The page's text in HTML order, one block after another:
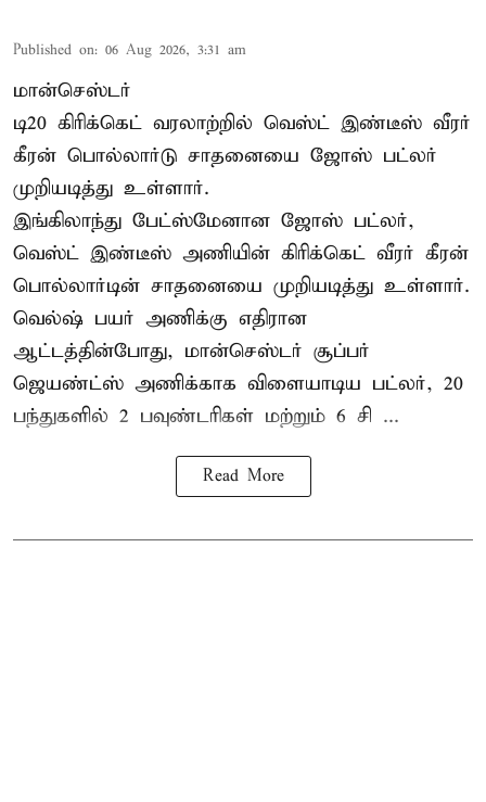
Published on: 06 Aug 2026, 3:31 am
மான்செஸ்டர்
டி20 கிரிக்கெட் வரலாற்றில் வெஸ்ட் இண்டீஸ் வீரர்
கீரன் பொல்லார்டு சாதனையை ஜோஸ் பட்லர்
முறியடித்து உள்ளார்.
இங்கிலாந்து பேட்ஸ்மேனான ஜோஸ் பட்லர்,
வெஸ்ட் இண்டீஸ் அணியின் கிரிக்கெட் வீரர் கீரன்
பொல்லார்டின் சாதனையை முறியடித்து உள்ளார்.
வெல்ஷ் பயர் அணிக்கு எதிரான
ஆட்டத்தின்போது, மான்செஸ்டர் சூப்பர்
ஜெயண்ட்ஸ் அணிக்காக விளையாடிய பட்லர், 20
பந்துகளில் 2 பவுண்டரிகள் மற்றும் 6 சி ...
Read More